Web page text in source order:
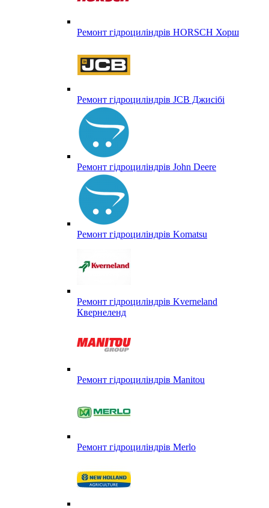
Ремонт гідроциліндрів HORSCH Хорш
Ремонт гідроциліндрів JCB Джисібі
Ремонт гідроциліндрів John Deere
Ремонт гідроциліндрів Komatsu
Ремонт гідроциліндрів Kverneland
Квернеленд
Ремонт гідроциліндрів Manitou
Ремонт гідроциліндрів Merlo